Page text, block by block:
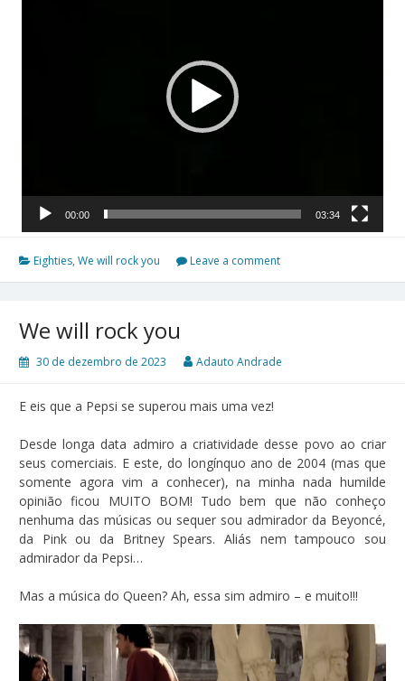
00:00 03:34
Eighties,We will rock you Leave a comment
We will rock you
30 de dezembro de 2023 Adauto Andrade
E eis que a Pepsi se superou mais uma vez!
Desde longa data admiro a criatividade desse povo ao criar
seus comerciais. E este, do longínquo ano de 2004 (mas que
somente agora vim a conhecer), na minha nada humilde
opinião ficou MUITO BOM! Tudo bem que não conheço
nenhuma das músicas ou sequer sou admirador da Beyoncé,
da Pink ou da Britney Spears. Aliás nem tampouco sou
admirador da Pepsi…
Mas a música do Queen? Ah, essa sim admiro – e muito!!!
Tocador
de
vídeo